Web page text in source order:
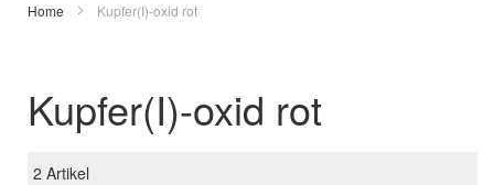
Home Kupfer(I)-oxid rot
Kupfer(I)-oxid rot
2 Artikel